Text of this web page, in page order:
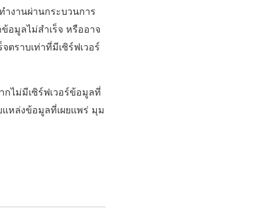
ำงานผ่านกระบวนการ
อมูลไม่สำเร็จ หรืออาจ
ตราบเท่าที่มีเซิร์ฟเวอร์
กไม่มีเซิร์ฟเวอร์ข้อมูลที่
หล่งข้อมูลที่เผยแพร่ มุม